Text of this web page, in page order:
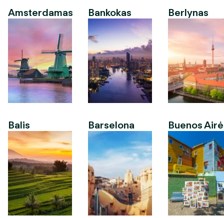
Amsterdamas
Balis
Bankokas
Barselona
Berlynas
Buenos